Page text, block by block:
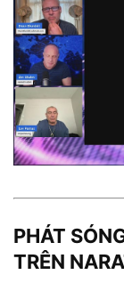
PHÁT
TRÊN